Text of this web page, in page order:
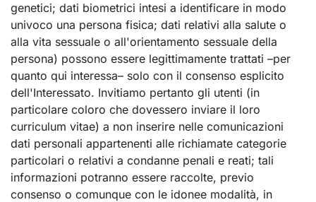
genetici; dati biometrici intesi a identificare in modo
univoco una persona fisica; dati relativi alla salute o
alla vita sessuale o all'orientamento sessuale della
persona) possono essere legittimamente trattati –per
quanto qui interessa– solo con il consenso esplicito
dell'Interessato. Invitiamo pertanto gli utenti (in
particolare coloro che dovessero inviare il loro
curriculum vitae) a non inserire nelle comunicazioni
dati personali appartenenti alle richiamate categorie
particolari o relativi a condanne penali e reati; tali
informazioni potranno essere raccolte, previo
consenso o comunque con le idonee modalità, in